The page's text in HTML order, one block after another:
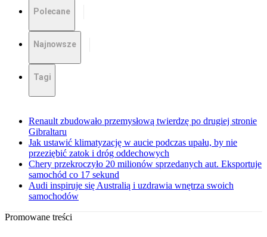
Polecane
Najnowsze
Tagi
Renault zbudowało przemysłową twierdzę po drugiej stronie
Gibraltaru
Jak ustawić klimatyzację w aucie podczas upału, by nie
przeziębić zatok i dróg oddechowych
Chery przekroczyło 20 milionów sprzedanych aut. Eksportuje
samochód co 17 sekund
Audi inspiruje się Australią i uzdrawia wnętrza swoich
samochodów
Promowane treści